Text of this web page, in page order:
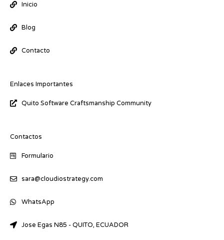
Inicio
Blog
Contacto
Enlaces Importantes
Quito Software Craftsmanship Community
Contactos
Formulario
sara@cloudiostrategy.com
WhatsApp
Jose Egas N85 - QUITO, ECUADOR